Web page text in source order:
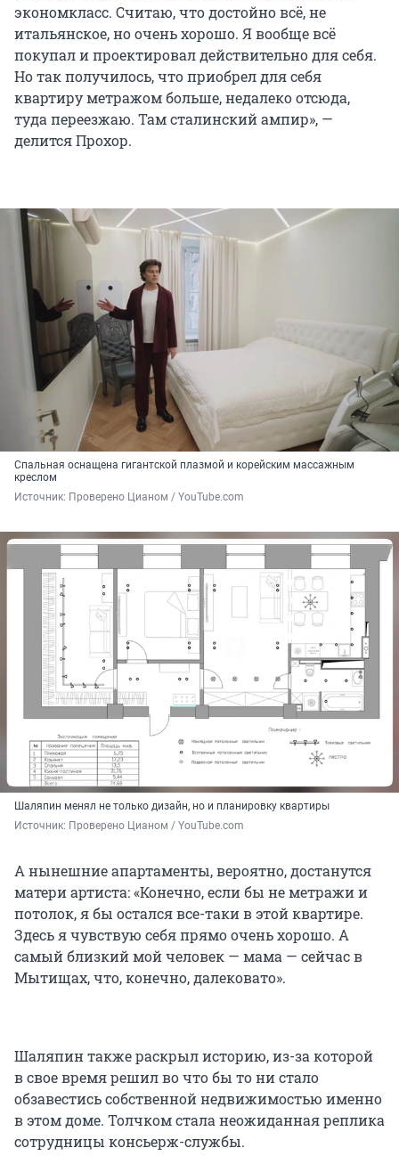
экономкласс. Считаю, что достойно всё, не
итальянское, но очень хорошо. Я вообще всё
покупал и проектировал действительно для себя.
Но так получилось, что приобрел для себя
квартиру метражом больше, недалеко отсюда,
туда переезжаю. Там сталинский ампир», —
делится Прохор.
Спальная оснащена гигантской плазмой и корейским массажным
креслом
Источник: Проверено Цианом / YouTube.com
Шаляпин менял не только дизайн, но и планировку квартиры
Источник: Проверено Цианом / YouTube.com
А нынешние апартаменты, вероятно, достанутся
матери артиста: «Конечно, если бы не метражи и
потолок, я бы остался все-таки в этой квартире.
Здесь я чувствую себя прямо очень хорошо. А
самый близкий мой человек — мама — сейчас в
Мытищах, что, конечно, далековато».
Шаляпин также раскрыл историю, из-за которой
в свое время решил во что бы то ни стало
обзавестись собственной недвижимостью именно
в этом доме. Толчком стала неожиданная реплика
сотрудницы консьерж-службы.